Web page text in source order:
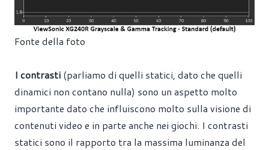
Fonte della foto
I contrasti (parliamo di quelli statici, dato che quelli
dinamici non contano nulla) sono un aspetto molto
importante dato che influiscono molto sulla visione di
contenuti video e in parte anche nei giochi. I contrasti
statici sono il rapporto tra la massima luminanza del